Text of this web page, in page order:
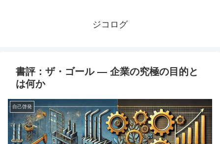
ジコログ
書評：ザ・ゴール ― 企業の究極の目的と
は何か
自己啓発